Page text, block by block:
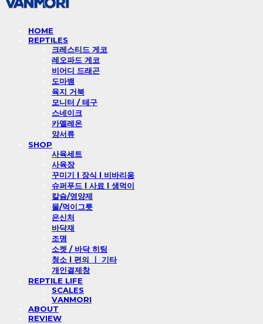
HOME
REPTILES
크레스티드 게코
레오파드 게코
비어디 드래곤
도마뱀
육지 거북
모니터 / 테구
스네이크
카멜레온
양서류
SHOP
사육세트
사육장
꾸미기 l 장식 l 비바리움
슈퍼푸드 l 사료 l 생먹이
칼슘/영양제
물/먹이그릇
은신처
바닥재
조명
소켓 / 바닥 히팅
청소 l 편의 ㅣ 기타
개인결제창
REPTILE LIFE
SCALES
VANMORI
ABOUT
REVIEW